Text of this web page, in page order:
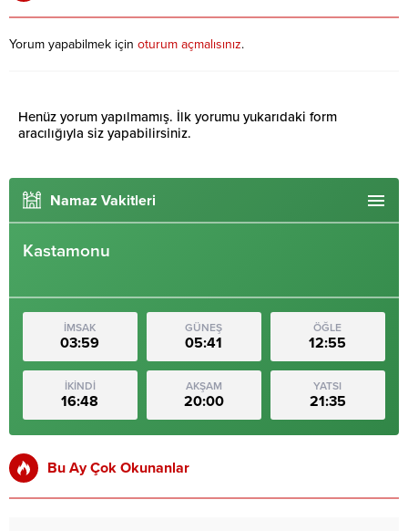
Yorum yapabilmek için oturum açmalısınız.
Henüz yorum yapılmamış. İlk yorumu yukarıdaki form
aracılığıyla siz yapabilirsiniz.
Namaz Vakitleri
Kastamonu
İMSAK
03:59
GÜNEŞ
05:41
ÖĞLE
12:55
İKİNDİ
16:48
AKŞAM
20:00
YATSI
21:35
Bu Ay Çok Okunanlar